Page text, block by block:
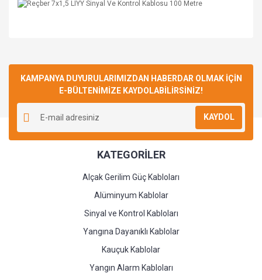
Yorum Yaz
KAMPANYA DUYURULARIMIZDAN HABERDAR OLMAK İÇİN
E-BÜLTENİMİZE KAYDOLABİLİRSİNİZ!
KAYDOL
KATEGORİLER
Alçak Gerilim Güç Kabloları
Alüminyum Kablolar
Sinyal ve Kontrol Kabloları
Yangına Dayanıklı Kablolar
Kauçuk Kablolar
Yangın Alarm Kabloları